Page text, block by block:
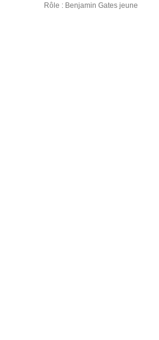
Rôle : Benjamin Gates jeune